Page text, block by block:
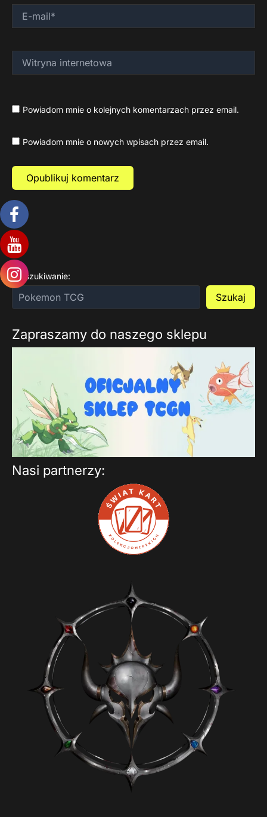
mail*
internetowa
Powiadom mnie o kolejnych komentarzach przez email.
Powiadom mnie o nowych wpisach przez email.
Wyszukiwanie:
Szukaj
Zapraszamy do naszego sklepu
Nasi partnerzy: